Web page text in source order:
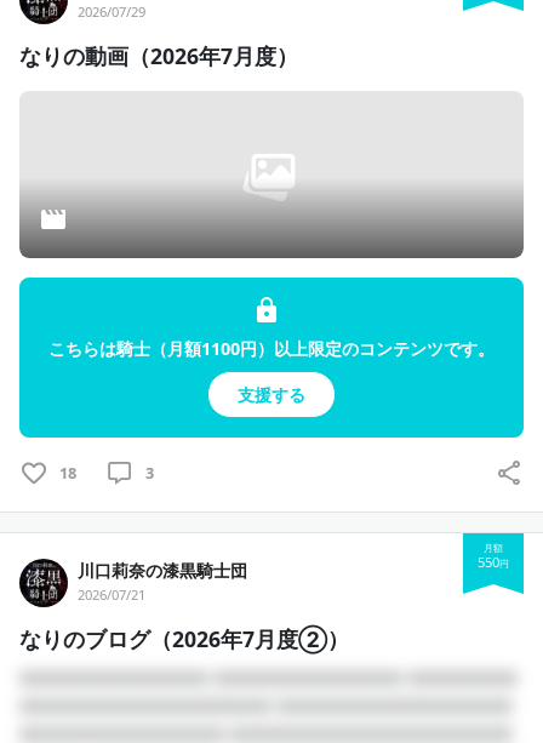
2026/07/29
なりの動画（2026年7月度）
こちらは騎士（月額1100円）以上限定のコンテンツです。
支援する
18 3
川口莉奈の漆黒騎士団
2026/07/21
月額
550円
なりのブログ（2026年7月度②）